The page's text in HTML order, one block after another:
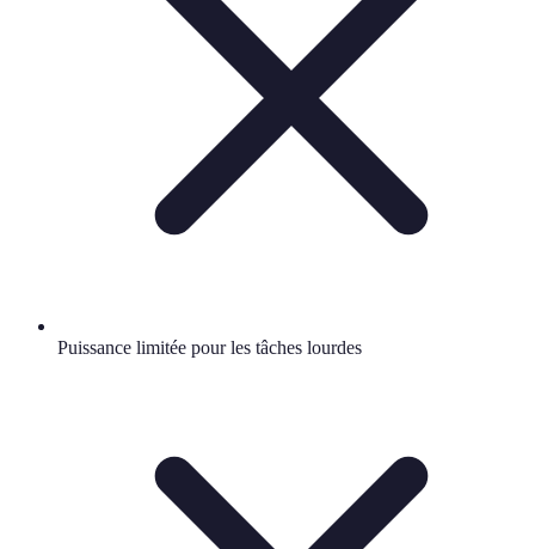
Puissance limitée pour les tâches lourdes